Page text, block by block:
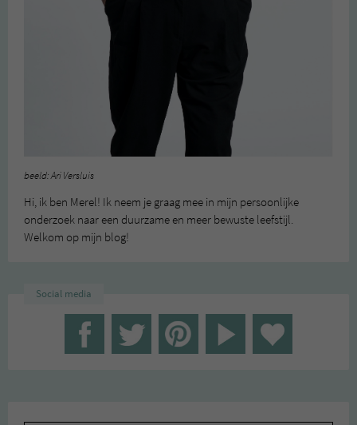
beeld: Ari Versluis
Hi, ik ben Merel! Ik neem je graag mee in mijn persoonlijke
onderzoek naar een duurzame en meer bewuste leefstijl.
Welkom op mijn blog!
Social media